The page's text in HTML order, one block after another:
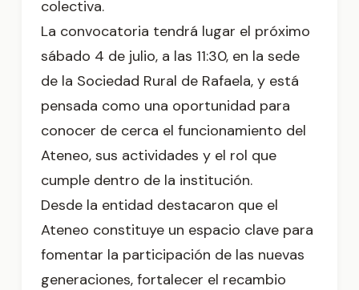
colectiva.
La convocatoria tendrá lugar el próximo
sábado 4 de julio, a las 11:30, en la sede
de la Sociedad Rural de Rafaela, y está
pensada como una oportunidad para
conocer de cerca el funcionamiento del
Ateneo, sus actividades y el rol que
cumple dentro de la institución.
Desde la entidad destacaron que el
Ateneo constituye un espacio clave para
fomentar la participación de las nuevas
generaciones, fortalecer el recambio